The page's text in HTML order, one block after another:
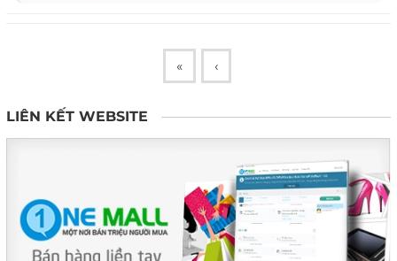
« ‹
LIÊN KẾT WEBSITE